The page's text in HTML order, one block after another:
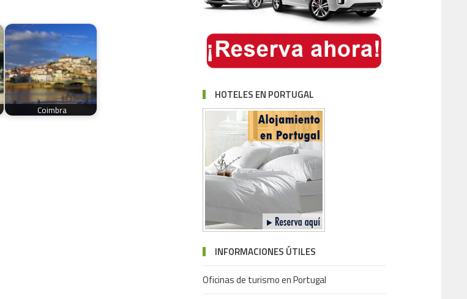
Coimbra
HOTELES EN PORTUGAL
INFORMACIONES ÚTILES
Oficinas de turismo en Portugal